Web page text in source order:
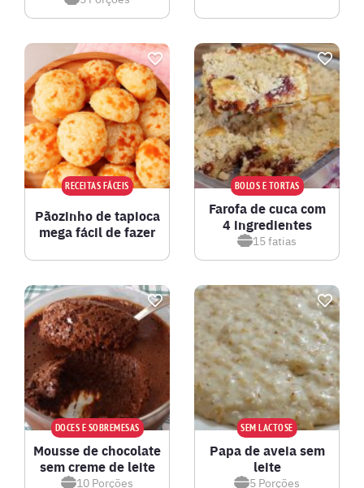
RECEITAS FÁCEIS
Pãozinho de tapioca
mega fácil de fazer
BOLOS E TORTAS
Farofa de cuca com
4 ingredientes
15fatias
DOCES E SOBREMESAS
Mousse de chocolate
sem creme de leite
10 Porções
SEM LACTOSE
Papa de aveia sem
leite
5 Porções